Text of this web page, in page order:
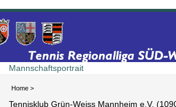
Mannschaftsportrait
Home >
Tennisklub Grün-Weiss Mannheim e.V.